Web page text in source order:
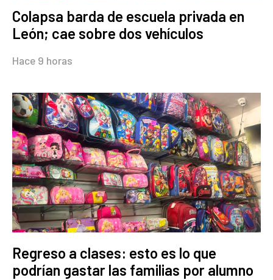
Colapsa barda de escuela privada en
León; cae sobre dos vehículos
Hace 9 horas
Regreso a clases: esto es lo que
podrían gastar las familias por alumno